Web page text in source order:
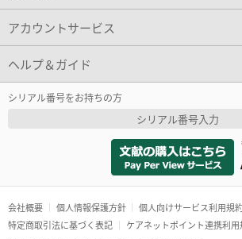
アカウントサービス
ヘルプ＆ガイド
シリアル番号をお持ちの方
シリアル番号入力
会社概要 個人情報保護方針
個人向けサービス利用規
特定商取引法に基づく表記
ケアネットポイント連携利用